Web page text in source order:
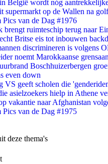
België wordt nóg
supermarkt op de Wallen na
Pics van de Dag #1976
brengt ruimteschip terug naar
Britse eis tot inbouwen
discrimineren is volgens
noemt Marokkaanse
Boschhuizerbergen
even down
VS geeft scholen die
asielzoekers hielp in Athene
vakantie naar Afghanistan
Pics van de Dag #1975
deze thema's